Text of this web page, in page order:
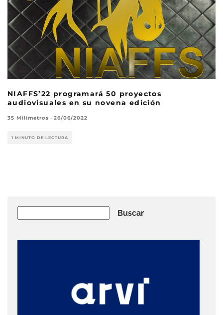
NIAFFS’22 programará 50 proyectos
audiovisuales en su novena edición
35 Milímetros · 26/06/2022
1 MINUTO DE LECTURA
Buscar